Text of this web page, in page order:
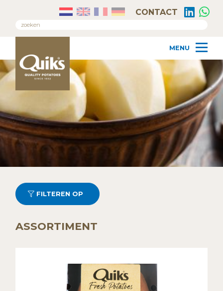
CONTACT
FILTEREN OP
ASSORTIMENT